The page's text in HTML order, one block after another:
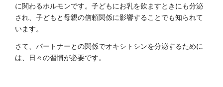
に関わるホルモンです。子どもにお乳を飲ますときにも分泌
され、子どもと母親の信頼関係に影響することでも知られて
います。
さて、パートナーとの関係でオキシトシンを分泌するために
は、日々の習慣が必要です。